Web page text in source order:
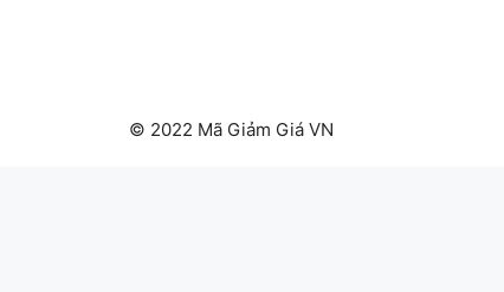
© 2022 Mã Giảm Giá VN